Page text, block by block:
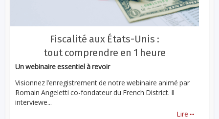
Fiscalité aux États-Unis :
tout comprendre en 1 heure
Un webinaire essentiel à revoir
Visionnez l’enregistrement de notre webinaire animé par
Romain Angeletti co-fondateur du French District. Il
interviewe...
Lire ...